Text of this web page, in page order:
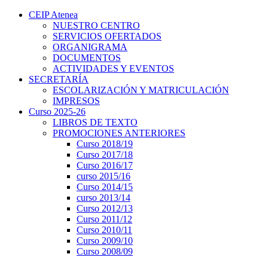
CEIP Atenea
NUESTRO CENTRO
SERVICIOS OFERTADOS
ORGANIGRAMA
DOCUMENTOS
ACTIVIDADES Y EVENTOS
SECRETARÍA
ESCOLARIZACIÓN Y MATRICULACIÓN
IMPRESOS
Curso 2025-26
LIBROS DE TEXTO
PROMOCIONES ANTERIORES
Curso 2018/19
Curso 2017/18
Curso 2016/17
curso 2015/16
Curso 2014/15
curso 2013/14
Curso 2012/13
Curso 2011/12
Curso 2010/11
Curso 2009/10
Curso 2008/09